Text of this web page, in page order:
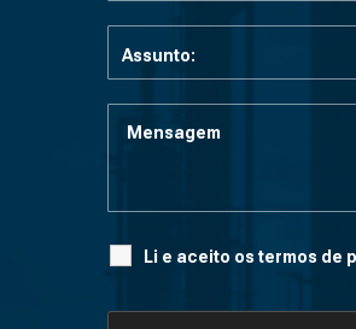
Li e aceito os termos de